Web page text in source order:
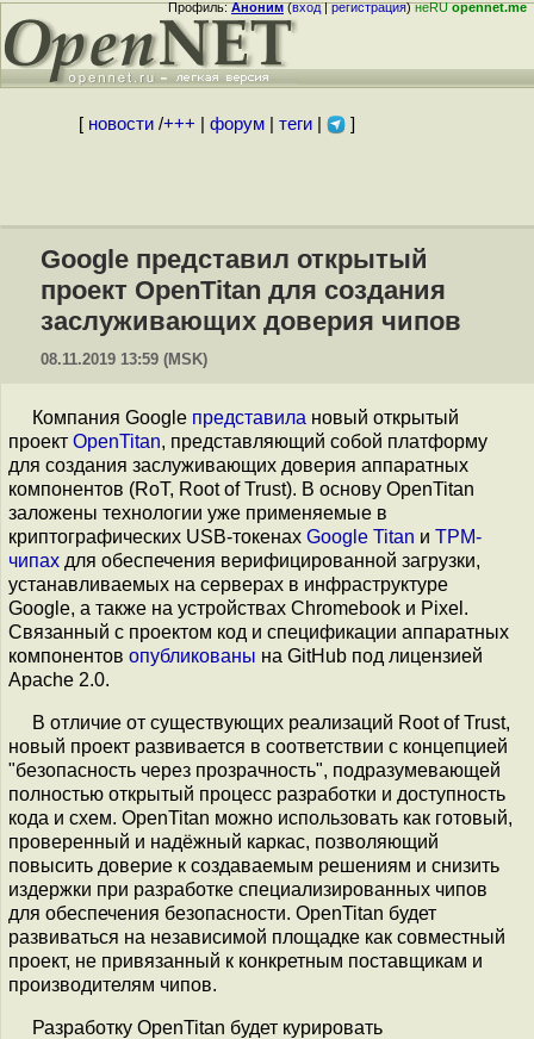
Профиль:Аноним(вход|регистрация)неRUopennet.me
[ новости/+++ форум| теги| ]
Google представил открытый
проект OpenTitan для создания
заслуживающих доверия чипов
08.11.2019 13:59 (MSK)
Компания Google представила новый открытый
проект OpenTitan, представляющий собой платформу
для создания заслуживающих доверия аппаратных
компонентов (RoT, Root of Trust). В основу OpenTitan
заложены технологии уже применяемые в
криптографических USB-токенах Google Titan и TPM-
чипах для обеспечения верифицированной загрузки,
устанавливаемых на серверах в инфраструктуре
Google, а также на устройствах Chromebook и Pixel.
Связанный с проектом код и спецификации аппаратных
компонентов опубликованы на GitHub под лицензией
Apache 2.0.
В отличие от существующих реализаций Root of Trust,
новый проект развивается в соответствии с концепцией
"безопасность через прозрачность", подразумевающей
полностью открытый процесс разработки и доступность
кода и схем. OpenTitan можно использовать как готовый,
проверенный и надёжный каркас, позволяющий
повысить доверие к создаваемым решениям и снизить
издержки при разработке специализированных чипов
для обеспечения безопасности. OpenTitan будет
развиваться на независимой площадке как совместный
проект, не привязанный к конкретным поставщикам и
производителям чипов.
Разработку OpenTitan будет курировать